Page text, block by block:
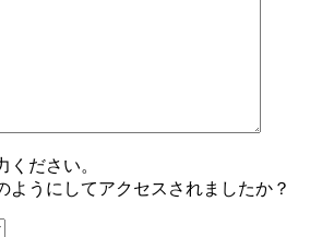
ください。
ようにしてアクセスされましたか？